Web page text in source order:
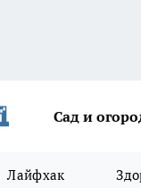
Сад и
Лайфхак